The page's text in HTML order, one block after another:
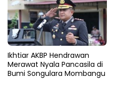
Ikhtiar AKBP Hendrawan
Merawat Nyala Pancasila di
Bumi Songulara Mombangu